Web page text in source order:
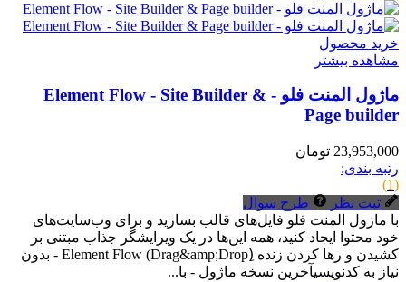
خرید محصول
مشاهده بیشتر
ماژول المنت فلو - Element Flow - Site Builder &
Page builder
23,953,000 تومان
رتبه بندی:
(1)
ثبت نظر
طرح سوال
با ماژول المنت فلو فایل‌های قالب بسازید و برای وب‌سایت‌های
خود محتوا ایجاد کنید، همه این‌ها در یک ویرایشگر جذاب مبتنی بر
کشیدن و رها کردن زنده (ِDrag&amp;Drop) Element Flow - بدون
نیاز به کدنویسیآخرین نسخه ماژول - با...